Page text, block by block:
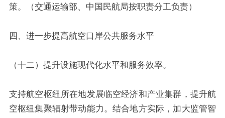
策。（交通运输部、中国民航局按职责分工负责）
四、进一步提高航空口岸公共服务水平
（十二）提升设施现代化水平和服务效率。
支持航空枢纽所在地发展临空经济和产业集群，提升航
空枢纽集聚辐射带动能力。结合地方实际，加大监管智